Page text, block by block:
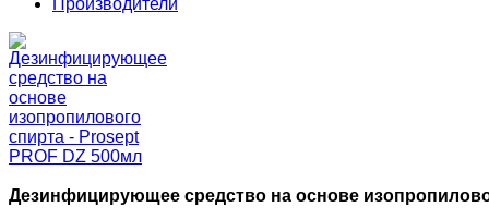
Дезинфицирующее средство на основе